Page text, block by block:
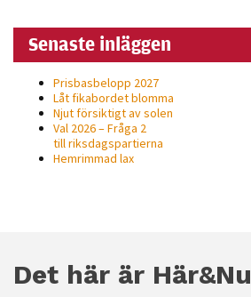
Senaste inläggen
Prisbasbelopp 2027
Låt fikabordet blomma
Njut försiktigt av solen
Val 2026 – Fråga 2
till riksdagspartierna
Hemrimmad lax
Det här är Här&Nu